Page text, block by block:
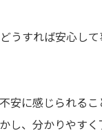
うすれば安心し
安に感じられる
し、分かりやす